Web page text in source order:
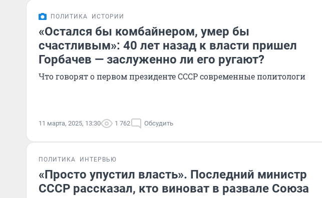
ПОЛИТИКА ИСТОРИИ
«Остался бы комбайнером, умер бы
счастливым»: 40 лет назад к власти пришел
Горбачев — заслуженно ли его ругают?
Что говорят о первом президенте СССР современные политологи
11 марта, 2025, 13:30 1 762 Обсудить
ПОЛИТИКА ИНТЕРВЬЮ
«Просто упустил власть». Последний министр
СССР рассказал, кто виноват в развале Союза